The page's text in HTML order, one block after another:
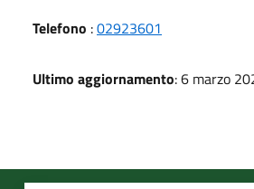
Telefono :02923601
Ultimo aggiornamento: 6 marzo